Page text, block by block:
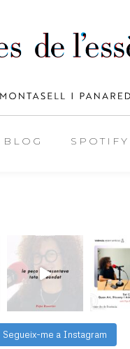
BLOG SPOTIFY
Segueix-me a Instagram